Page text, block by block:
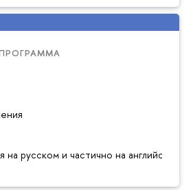
русском и частично на английском